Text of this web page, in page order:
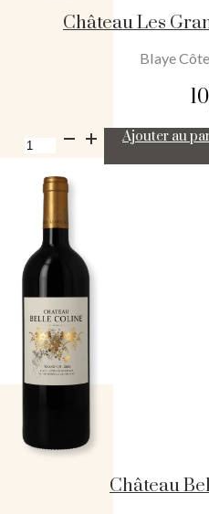
Château Les
Blaye
quantité
de
Les
Grands
Maréchaux
2018
Ajouter au
Château